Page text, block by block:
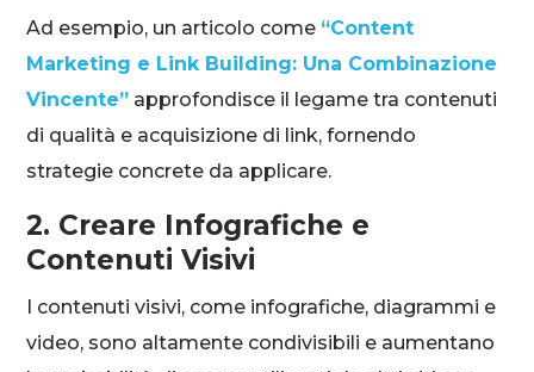
Ad esempio, un articolo come “Content
Marketing e Link Building: Una Combinazione
Vincente” approfondisce il legame tra contenuti
di qualità e acquisizione di link, fornendo
strategie concrete da applicare.
2. Creare Infografiche e
Contenuti Visivi
I contenuti visivi, come infografiche, diagrammi e
video, sono altamente condivisibili e aumentano